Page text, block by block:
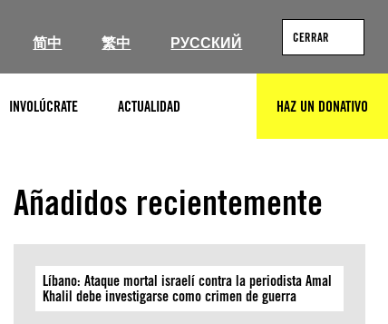
简中 繁中 РУССКИЙ CERRAR
INVOLÚCRATE ACTUALIDAD HAZ UN DONATIVO
Añadidos recientemente
Líbano: Ataque mortal israelí contra la periodista Amal
Khalil debe investigarse como crimen de guerra